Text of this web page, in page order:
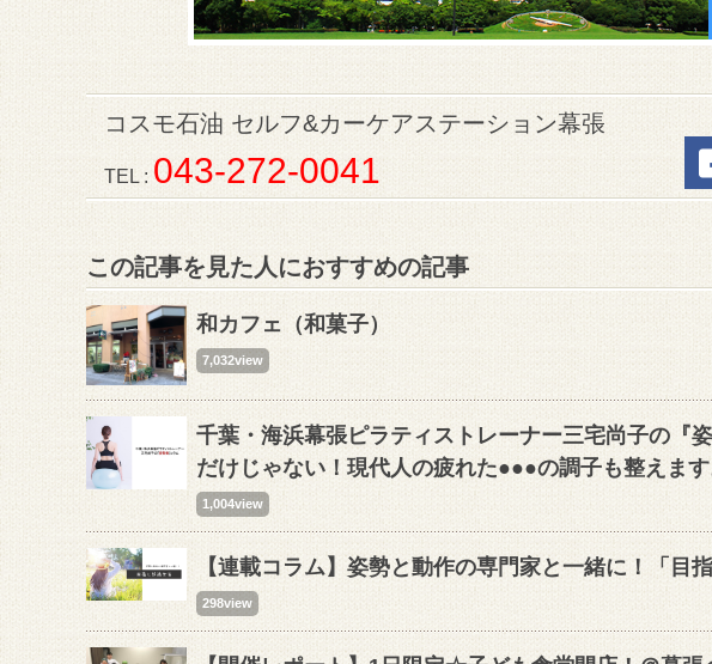
コスモ石油 セルフ&カーケアステーション幕張
TEL : 043-272-0041
この記事を見た人におすすめの記事
和カフェ（和菓子）
7,032view
千葉・海浜幕張ピラティストレーナー三宅尚子の『
だけじゃない！現代人の疲れた●●●の調子も整えます
1,004view
【連載コラム】姿勢と動作の専門家と一緒に！「目
298view